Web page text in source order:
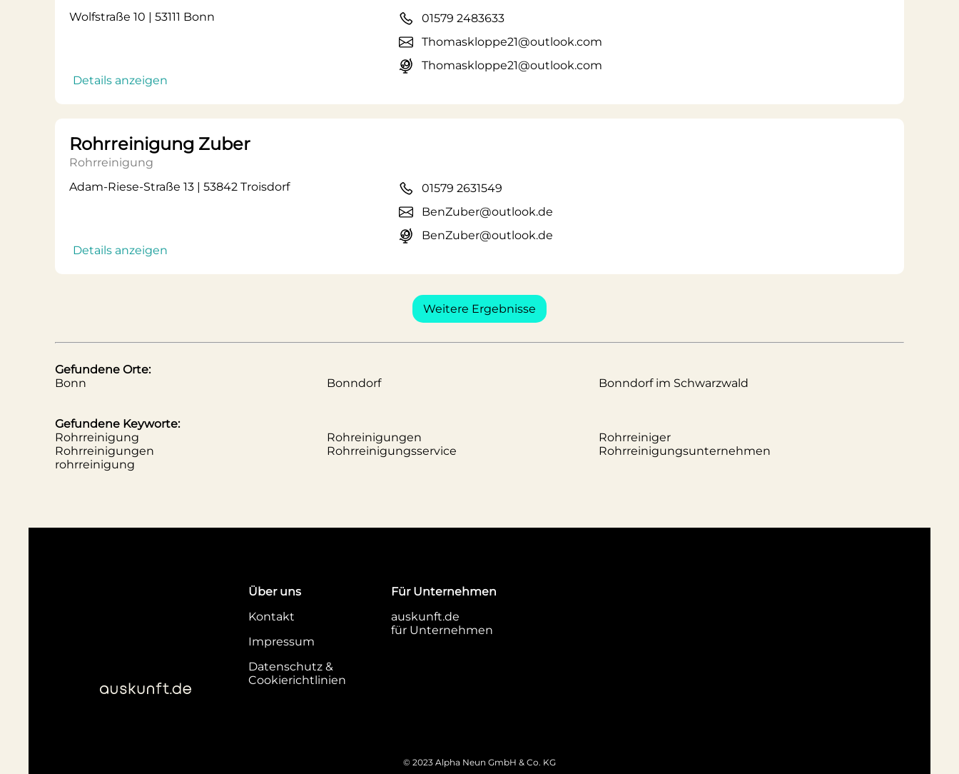
Wolfstraße 10 | 53111 Bonn
Details anzeigen
01579 2483633
Thomaskloppe21@outlook.com
Thomaskloppe21@outlook.com
Rohrreinigung Zuber
Rohrreinigung
Adam-Riese-Straße 13 | 53842 Troisdorf
Details anzeigen
01579 2631549
BenZuber@outlook.de
BenZuber@outlook.de
Weitere Ergebnisse
Gefundene Orte:
Bonn
Bonndorf Bonndorf im Schwarzwald
Gefundene Keyworte:
Rohrreinigung
Rohreinigungen
Rohrreiniger
Rohrreinigungen
Rohrreinigungsservice
Rohrreinigungsunternehmen
rohrreinigung
Über uns
Kontakt
Impressum
Datenschutz &
Cookierichtlinien
Für Unternehmen
auskunft.de
für Unternehmen
© 2023 Alpha Neun GmbH & Co. KG